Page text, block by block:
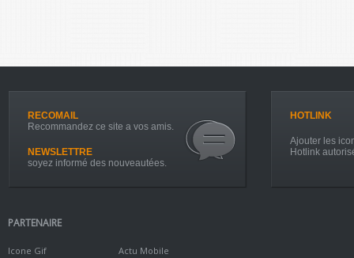
RECOMAIL
Recommandez ce site a vos amis.
NEWSLETTRE
soyez informé des nouveautées.
HOTLINK
Ajouter les
Hotlink
PARTENAIRE
Icone Gif
Actu Mobile